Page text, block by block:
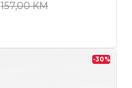
157,00KM
-30%